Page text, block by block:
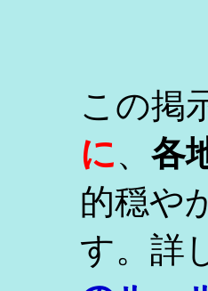
この掲
に、 各
的穏や
す。詳